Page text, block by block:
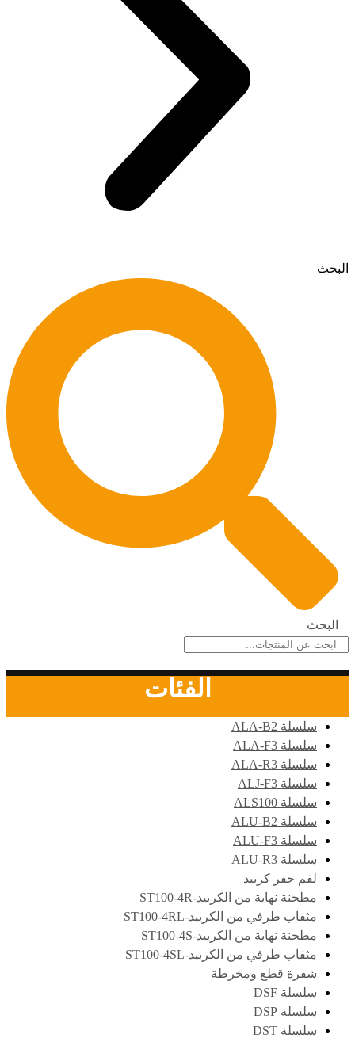
البحث
البحث
الفئات
سلسلة ALA-B2
سلسلة ALA-F3
سلسلة ALA-R3
سلسلة ALJ-F3
سلسلة ALS100
سلسلة ALU-B2
سلسلة ALU-F3
سلسلة ALU-R3
لقم حفر كربيد
مطحنة نهاية من الكربيد-ST100-4R
مثقاب طرفي من الكربيد-ST100-4RL
مطحنة نهاية من الكربيد-ST100-4S
مثقاب طرفي من الكربيد-ST100-4SL
شفرة قطع ومخرطة
سلسلة DSF
سلسلة DSP
سلسلة DST